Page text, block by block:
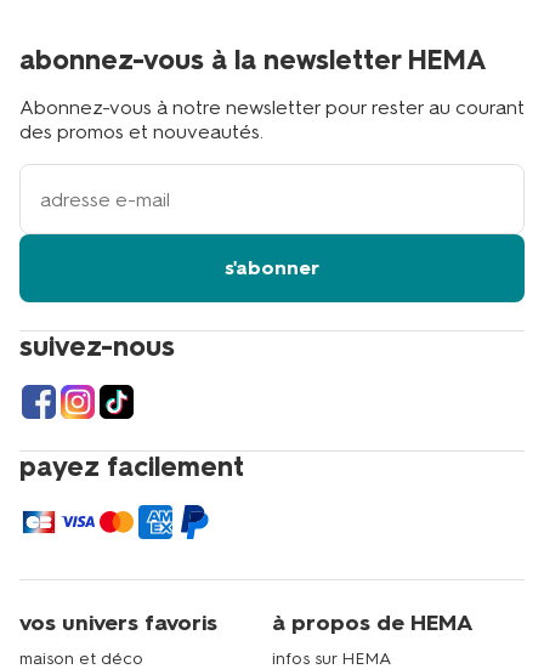
suivez-nous
payez facilement
abonnez-vous à la newsletter HEMA
Abonnez-vous à notre newsletter pour rester au courant
des promos et nouveautés.
votre
adresse
s'abonner
vos univers favoris
maison et déco
à propos de HEMA
infos sur HEMA